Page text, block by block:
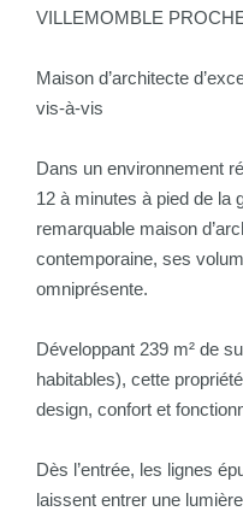
VILLEMOMBLE
Maison d’architecte
vis-à-vis
Dans un environnement
12 à minutes à pied de la
remarquable maison
contemporaine, ses
omniprésente.
Développant 239 m² de
habitables), cette
design, confort et
Dès l’entrée, les lignes
laissent entrer une